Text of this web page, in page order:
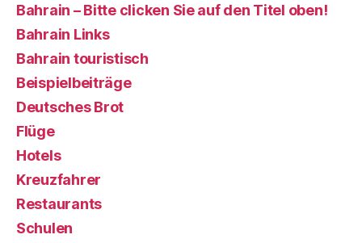
Bahrain – Bitte clicken Sie auf den Titel oben!
Bahrain Links
Bahrain touristisch
Beispielbeiträge
Deutsches Brot
Flüge
Hotels
Kreuzfahrer
Restaurants
Schulen